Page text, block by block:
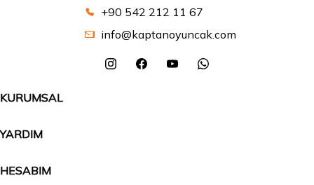
+90 542 212 11 67
info@kaptanoyuncak.com
KURUMSAL
YARDIM
HESABIM